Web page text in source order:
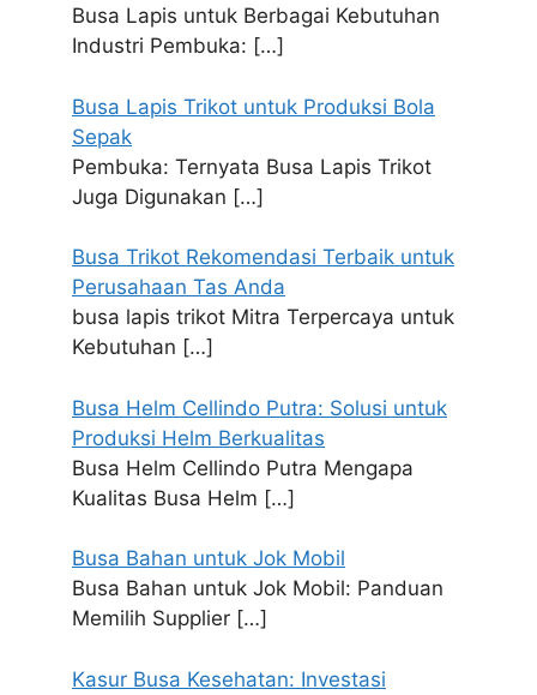
Busa Lapis untuk Berbagai Kebutuhan
Industri Pembuka: […]
Busa Lapis Trikot untuk Produksi Bola
Sepak
Pembuka: Ternyata Busa Lapis Trikot
Juga Digunakan […]
Busa Trikot Rekomendasi Terbaik untuk
Perusahaan Tas Anda
busa lapis trikot Mitra Terpercaya untuk
Kebutuhan […]
Busa Helm Cellindo Putra: Solusi untuk
Produksi Helm Berkualitas
Busa Helm Cellindo Putra Mengapa
Kualitas Busa Helm […]
Busa Bahan untuk Jok Mobil
Busa Bahan untuk Jok Mobil: Panduan
Memilih Supplier […]
Kasur Busa Kesehatan: Investasi